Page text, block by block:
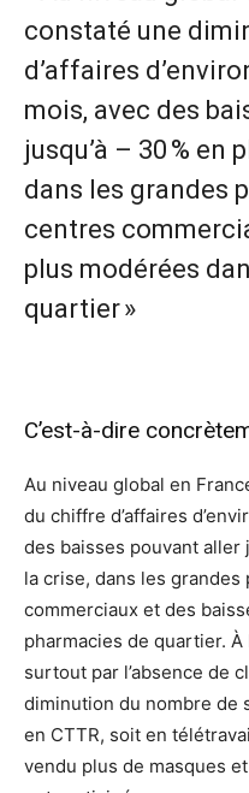
constaté une
d’affaires
mois, avec des
jusqu’à – 30 %
dans les grandes
centres
plus modérées
quartier »
C’est-à-dire
Au niveau global en
du chiffre d’affaires
des baisses pouvant aller
la crise, dans les
commerciaux et des
pharmacies de quartier. À
surtout par l’absence de
diminution du nombre de
en CTTR, soit en
vendu plus de masques